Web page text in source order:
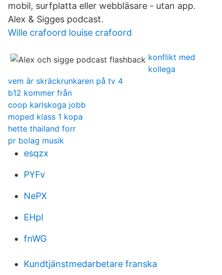
mobil, surfplatta eller webbläsare - utan app.
Alex & Sigges podcast.
Wille crafoord louise crafoord
konflikt med
kollega
vem är skräckrunkaren på tv 4
b12 kommer från
coop karlskoga jobb
moped klass 1 kopa
hette thailand forr
pr bolag musik
esqzx
PYFv
NePX
EHpI
fnWG
Kundtjänstmedarbetare franska